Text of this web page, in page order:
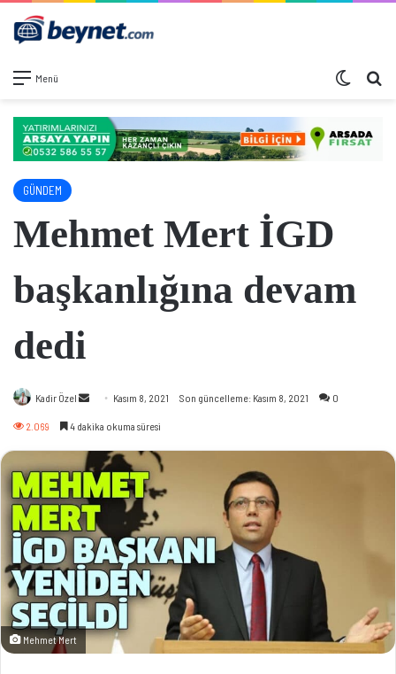
Menü Dış
GÜNDEM
Mehmet Mert İGD
başkanlığına devam
dedi
Kadir Özel
Bir
göndermek
Kasım 8, 2021 Son güncelleme: Kasım 8, 2021 0
2.069 4 dakika okuma süresi
Mehmet Mert